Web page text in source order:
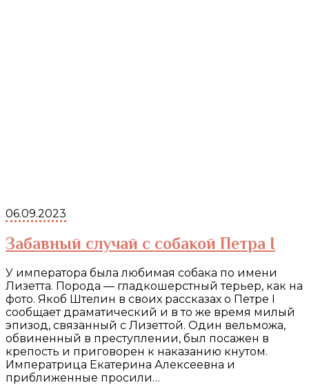
06.09.2023
Забавный случай с собакой Петра I
У императора была любимая собака по имени
Лизетта. Порода — гладкошерстный терьер, как на
фото. Якоб Штелин в своих рассказах о Петре I
сообщает драматический и в то же время милый
эпизод, связанный с Лизеттой. Один вельможа,
обвиненный в преступлении, был посажен в
крепость и приговорен к наказанию кнутом.
Императрица Екатерина Алексеевна и
приближенные просили…